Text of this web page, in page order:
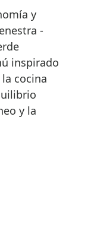
y
-
inspirado
cocina
y la